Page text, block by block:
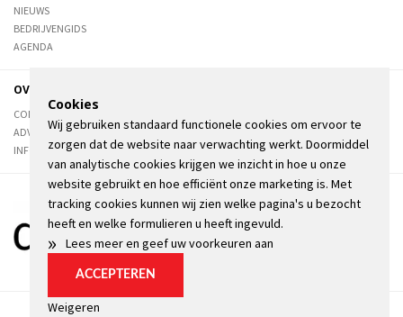
NIEUWS
BEDRIJVENGIDS
AGENDA
OVER DE STIENSER
CONTACT
ADVERTEREN
INFORMATIE
Algemene voorwaarden
Cookies
Wij gebruiken standaard functionele cookies om ervoor te
zorgen dat de website naar verwachting werkt. Doormiddel
van analytische cookies krijgen we inzicht in hoe u onze
website gebruikt en hoe efficiënt onze marketing is. Met
tracking cookies kunnen wij zien welke pagina's u bezocht
heeft en welke formulieren u heeft ingevuld.
» Lees meer en geef uw voorkeuren aan
ACCEPTEREN
Weigeren